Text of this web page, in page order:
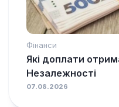
Фінанси
Які доплати
Незалежності
07.08.2026